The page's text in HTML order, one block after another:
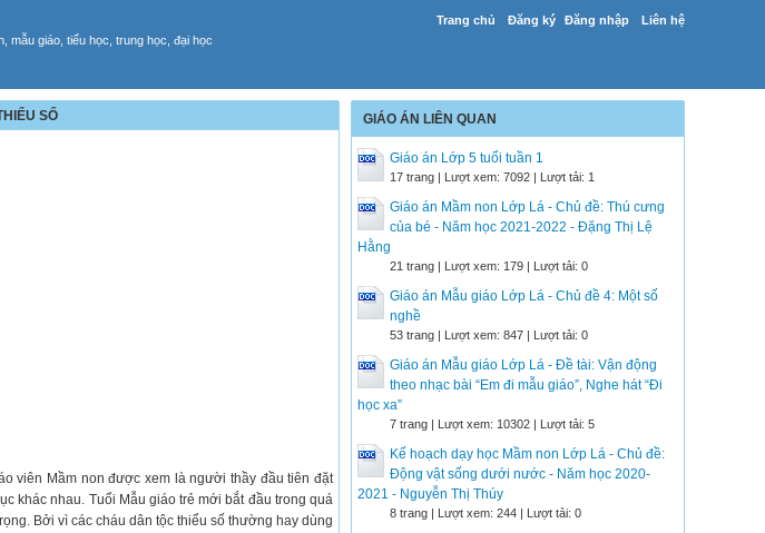
Trang chủ Đăng ký Đăng nhập Liên hệ
mẫu giáo, tiểu học, trung học, đại học
SỐ
viên Mầm non được xem là người thầy đầu tiên đặt
khác nhau. Tuổi Mẫu giáo trẻ mới bắt đầu trong quá
Bởi vì các cháu dân tộc thiểu số thường hay dùng
GIÁO ÁN LIÊN QUAN
Giáo án Lớp 5 tuổi tuần 1
17 trang | Lượt xem: 7092 | Lượt tải: 1
Giáo án Mầm non Lớp Lá - Chủ đề: Thú cưng
của bé - Năm học 2021-2022 - Đặng Thị Lệ
Hằng
21 trang | Lượt xem: 179 | Lượt tải: 0
Giáo án Mẫu giáo Lớp Lá - Chủ đề 4: Một số
nghề
53 trang | Lượt xem: 847 | Lượt tải: 0
Giáo án Mẫu giáo Lớp Lá - Đề tài: Vận động
theo nhạc bài “Em đi mẫu giáo”, Nghe hát “Đi
học xa”
7 trang | Lượt xem: 10302 | Lượt tải: 5
Kế hoạch dạy học Mầm non Lớp Lá - Chủ đề:
Động vật sống dưới nước - Năm học 2020-
2021 - Nguyễn Thị Thúy
8 trang | Lượt xem: 244 | Lượt tải: 0